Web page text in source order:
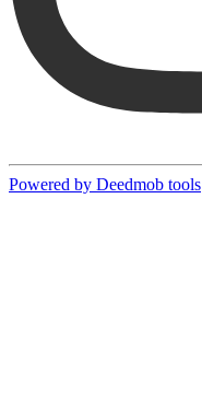
Powered by Deedmob tools